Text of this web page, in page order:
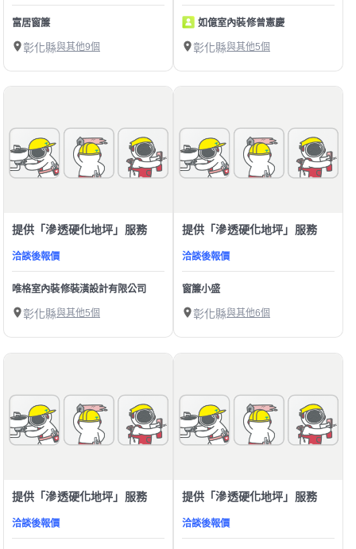
富居窗簾
彰化縣與其他9個
如億室內裝修曾憲慶
彰化縣與其他5個
提供「滲透硬化地坪」服務
洽談後報價
唯格室內裝修裝潢設計有限公司
彰化縣與其他5個
提供「滲透硬化地坪」服務
洽談後報價
窗簾小盛
彰化縣與其他6個
提供「滲透硬化地坪」服務
洽談後報價
提供「滲透硬化地坪」服務
洽談後報價